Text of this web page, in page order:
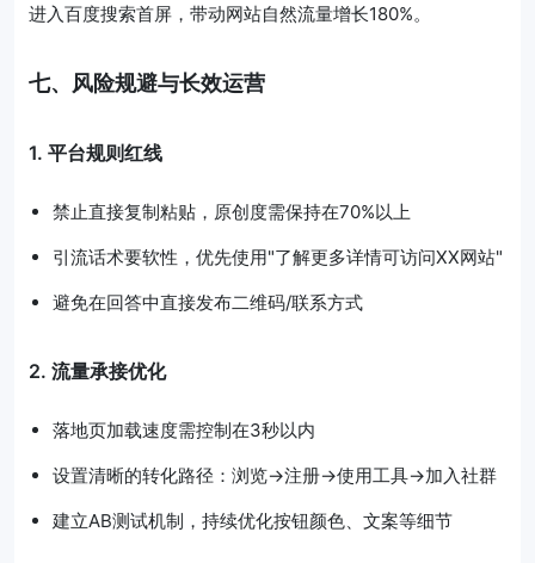
进入百度搜索首屏，带动网站自然流量增长180%。
七、风险规避与长效运营
1. 平台规则红线
禁止直接复制粘贴，原创度需保持在70%以上
引流话术要软性，优先使用"了解更多详情可访问XX网站"
避免在回答中直接发布二维码/联系方式
2. 流量承接优化
落地页加载速度需控制在3秒以内
设置清晰的转化路径：浏览→注册→使用工具→加入社群
建立AB测试机制，持续优化按钮颜色、文案等细节